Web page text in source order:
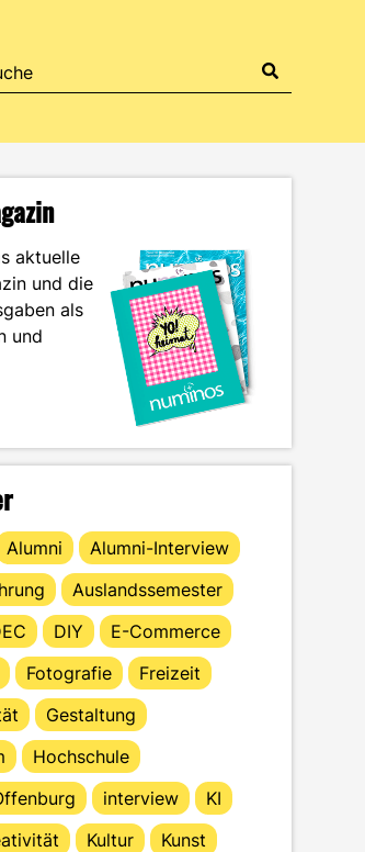
aktuelle
und die
als
und
Alumni
Alumni-Interview
Auslandssemester
DIY
E-Commerce
Fotografie
Freizeit
Gestaltung
Hochschule
interview
KI
Kultur
Kunst